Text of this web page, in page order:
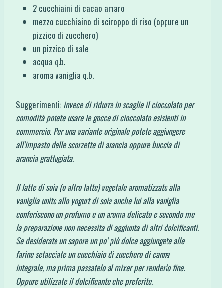
2 cucchiaini di cacao amaro
mezzo cucchiaino di sciroppo di riso (oppure un
pizzico di zucchero)
un pizzico di sale
acqua q.b.
aroma vaniglia q.b.
Suggerimenti: invece di ridurre in scaglie il cioccolato per
comodità potete usare le gocce di cioccolato esistenti in
commercio. Per una variante originale potete aggiungere
all’impasto delle scorzette di arancia oppure buccia di
arancia grattugiata.
Il latte di soia (o altro latte) vegetale aromatizzato alla
vaniglia unito allo yogurt di soia anche lui alla vaniglia
conferiscono un profumo e un aroma delicato e secondo me
la preparazione non necessita di aggiunta di altri dolcificanti.
Se desiderate un sapore un po’ più dolce aggiungete alle
farine setacciate un cucchiaio di zucchero di canna
integrale, ma prima passatelo al mixer per renderlo fine.
Oppure utilizzate il dolcificante che preferite.